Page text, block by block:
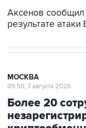
Более 20
"Москва-